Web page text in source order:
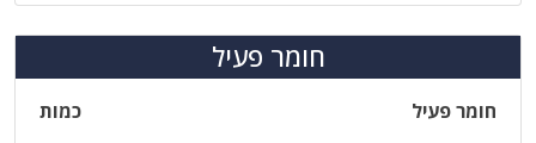
חומר פעיל
חומר פעיל
כמות